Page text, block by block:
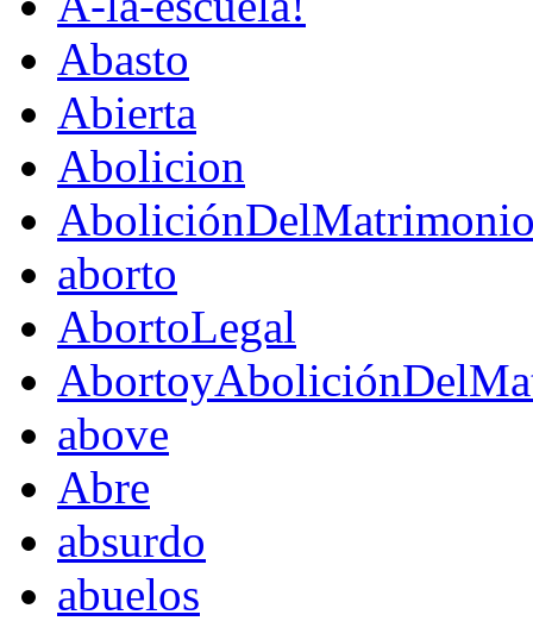
Abasto
Abierta
Abolicion
aborto
AbortoLegal
above
Abre
absurdo
abuelos